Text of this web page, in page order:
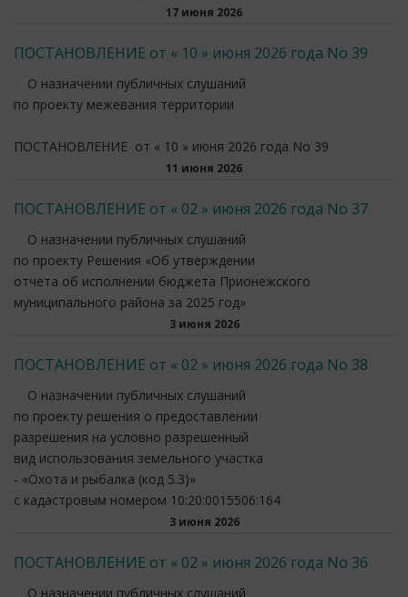
17 июня 2026
ПОСТАНОВЛЕНИЕ от « 10 » июня 2026 года No 39
О назначении публичных слушаний
по проекту межевания территории
ПОСТАНОВЛЕНИЕ от « 10 » июня 2026 года No 39
11 июня 2026
ПОСТАНОВЛЕНИЕ от « 02 » июня 2026 года No 37
О назначении публичных слушаний
по проекту Решения «Об утверждении
отчета об исполнении бюджета Прионежского
муниципального района за 2025 год»
3 июня 2026
ПОСТАНОВЛЕНИЕ от « 02 » июня 2026 года No 38
О назначении публичных слушаний
по проекту решения о предоставлении
разрешения на условно разрешенный
вид использования земельного участка
- «Охота и рыбалка (код 5.3)»
с кадастровым номером 10:20:0015506:164
3 июня 2026
ПОСТАНОВЛЕНИЕ от « 02 » июня 2026 года No 36
О назначении публичных слушаний